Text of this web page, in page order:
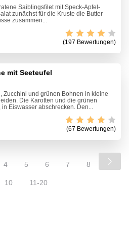
Saiblingsfilet mit Speck-Apfel-
zunächst für die Kruste die Butter
zusammen...
(197 Bewertungen)
mit Seeteufel
Zucchini und grünen Bohnen in kleine
Die Karotten und die grünen
Eiswasser abschrecken. Den...
(67 Bewertungen)
4 5 6 7 8
10 11-20